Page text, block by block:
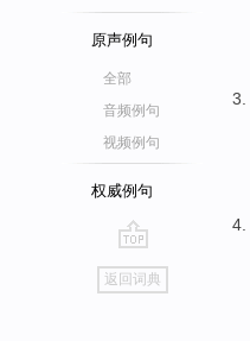
原声例句
全部
音频例句
视频例句
权威例句
go
top
返回词典